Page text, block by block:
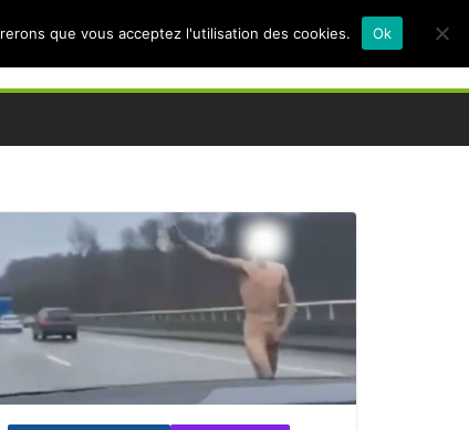
que vous acceptez l'utilisation des cookies. Ok